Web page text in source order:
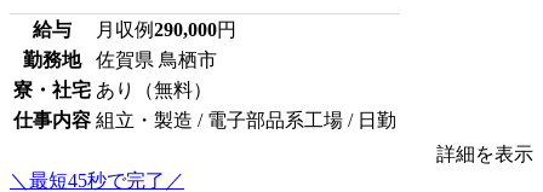
給与 月収例290,000円
勤務地
佐賀県 鳥栖市
寮・社宅 あり（無料）
仕事内容 組立・製造 / 電子部品系工場 / 日勤
詳細を表示
＼最短45秒で完了／